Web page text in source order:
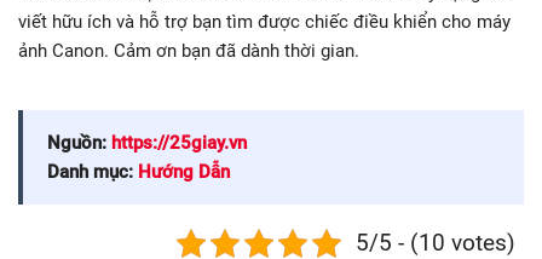
viết hữu ích và hỗ trợ bạn tìm được chiếc điều khiển cho máy
ảnh Canon. Cảm ơn bạn đã dành thời gian.
Nguồn: https://25giay.vn
Danh mục: Hướng Dẫn
5/5 - (10 votes)